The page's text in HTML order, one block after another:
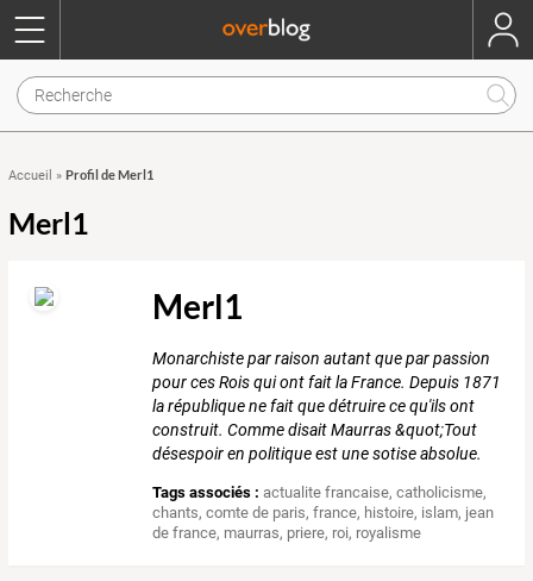
Accueil » Profil de Merl1
Merl1
Merl1
Monarchiste par raison autant que par passion
pour ces Rois qui ont fait la France. Depuis 1871
la république ne fait que détruire ce qu'ils ont
construit. Comme disait Maurras &quot;Tout
désespoir en politique est une sotise absolue.
Tags associés : actualite francaise,catholicisme,
chants,comte de paris,france, histoire, islam, jean
de france, maurras, priere, roi, royalisme